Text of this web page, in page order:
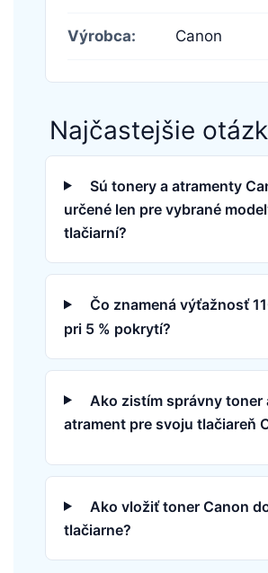
Výrobca: Canon
Najčastejšie
Sú tonery a atramenty
určené len pre vybrané
tlačiarní?
Čo znamená výťažnosť
pri 5 % pokrytí?
Ako zistím správny toner
atrament pre svoju tlačiareň
Ako vložiť toner Canon
tlačiarne?